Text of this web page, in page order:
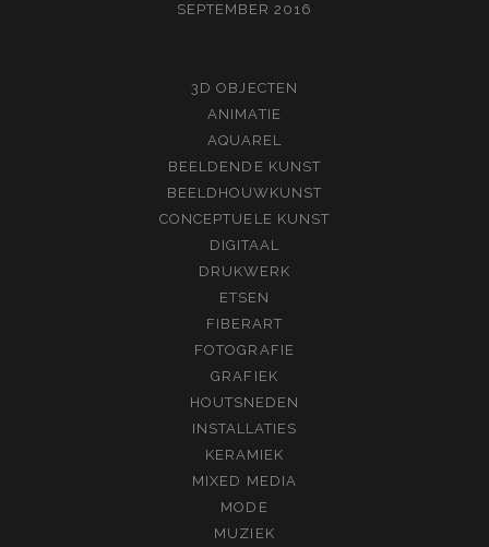
SEPTEMBER 2016
3D OBJECTEN
ANIMATIE
AQUAREL
BEELDENDE KUNST
BEELDHOUWKUNST
CONCEPTUELE KUNST
DIGITAAL
DRUKWERK
ETSEN
FIBERART
FOTOGRAFIE
GRAFIEK
HOUTSNEDEN
INSTALLATIES
KERAMIEK
MIXED MEDIA
MODE
MUZIEK